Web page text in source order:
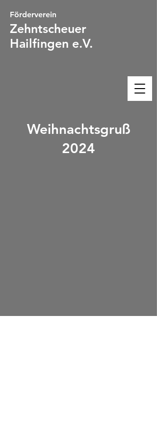
Förderverein
Zehntscheuer
Hailfingen e.V.
Weihnachtsgruß
2024